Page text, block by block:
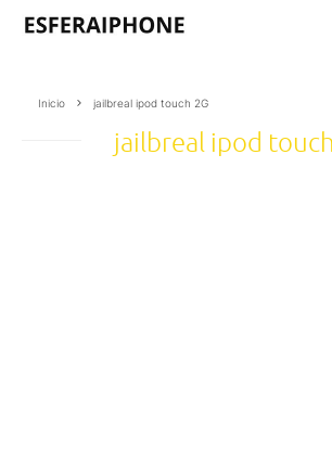
Inicio jailbreal ipod touch 2G
jailbreal ipod